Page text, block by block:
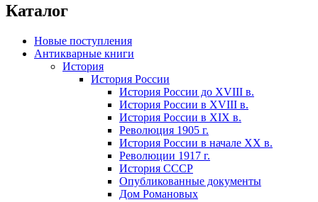
Каталог
Новые поступления
Антикварные книги
История
История России
История России до XVIII в.
История России в XVIII в.
История России в XIX в.
Революция 1905 г.
История России в начале XX в.
Революции 1917 г.
История СССР
Опубликованные документы
Дом Романовых